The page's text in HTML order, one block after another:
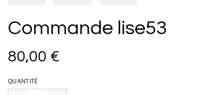
Commande lise53
80,00 €
QUANTITÉ